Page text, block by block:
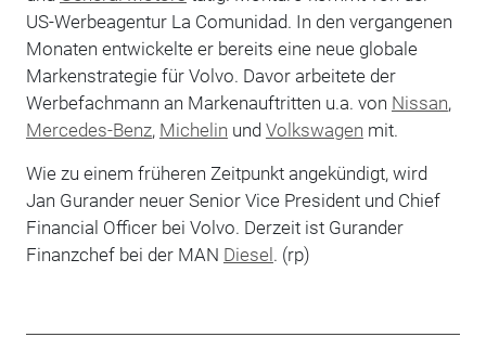
US-Werbeagentur La Comunidad. In den vergangenen
Monaten entwickelte er bereits eine neue globale
Markenstrategie für Volvo. Davor arbeitete der
Werbefachmann an Markenauftritten u.a. von Nissan,
Mercedes-Benz, Michelin und Volkswagen mit.
Wie zu einem früheren Zeitpunkt angekündigt, wird
Jan Gurander neuer Senior Vice President und Chief
Financial Officer bei Volvo. Derzeit ist Gurander
Finanzchef bei der MAN Diesel . (rp)